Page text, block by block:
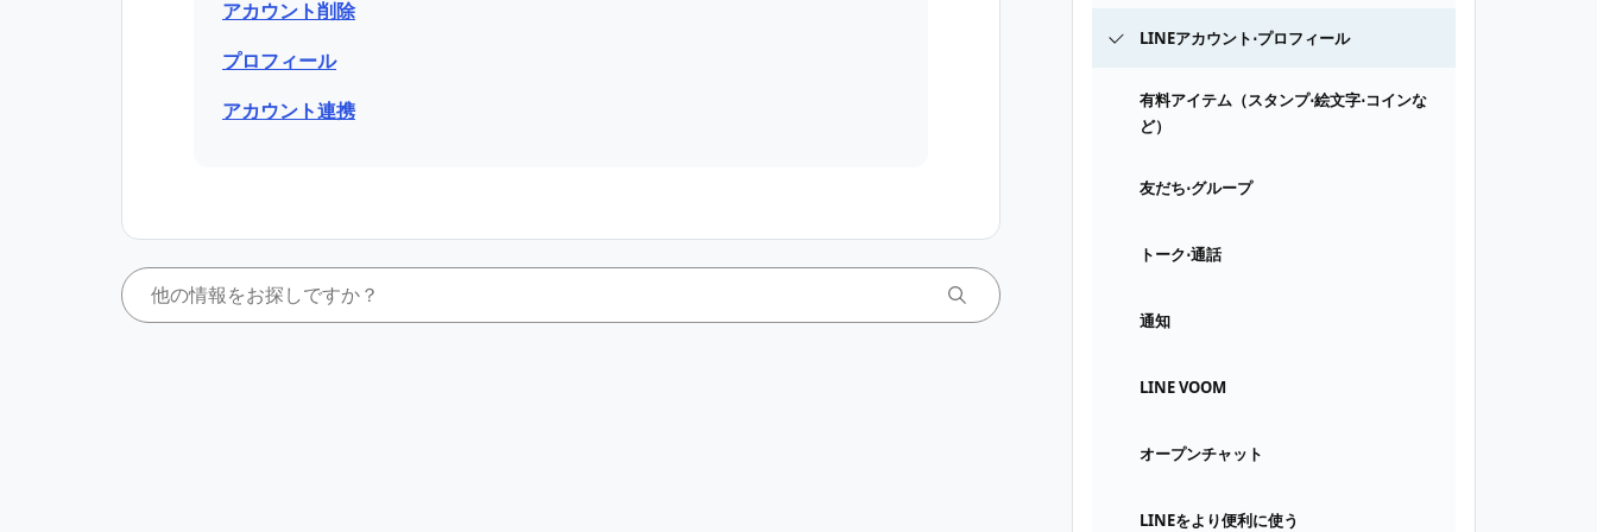
LINEアカウント⋅プロフィール
有料アイテム（スタンプ⋅絵文字⋅コインな
ど）
友だち⋅グループ
トーク⋅通話
通知
LINE VOOM
オープンチャット
LINEをより便利に使う
アカウント削除
プロフィール
アカウント連携